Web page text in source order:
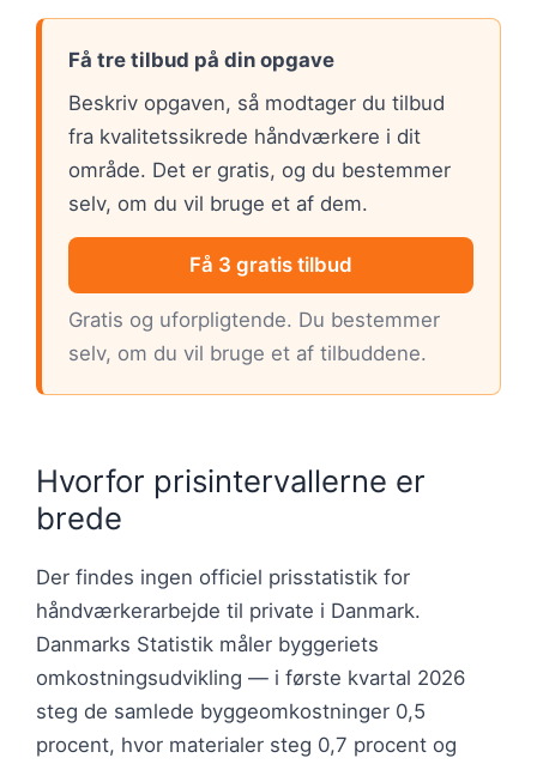
Få tre tilbud på din opgave
Beskriv opgaven, så modtager du tilbud
fra kvalitetssikrede håndværkere i dit
område. Det er gratis, og du bestemmer
selv, om du vil bruge et af dem.
Få 3 gratis tilbud
Gratis og uforpligtende. Du bestemmer
selv, om du vil bruge et af tilbuddene.
Hvorfor prisintervallerne er
brede
Der findes ingen officiel prisstatistik for
håndværkerarbejde til private i Danmark.
Danmarks Statistik måler byggeriets
omkostningsudvikling — i første kvartal 2026
steg de samlede byggeomkostninger 0,5
procent, hvor materialer steg 0,7 procent og